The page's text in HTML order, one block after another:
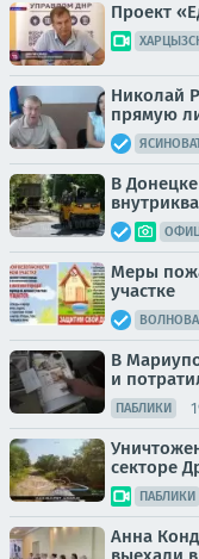
Проект
Николай
прямую
В
Меры
участке
В
и
ПАБЛИКИ
секторе
ПАБЛИКИ
Анна